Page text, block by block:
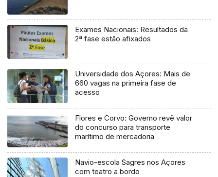
Exames Nacionais: Resultados da
2ª fase estão afixados
Universidade dos Açores: Mais de
660 vagas na primeira fase de
acesso
Flores e Corvo: Governo revê valor
do concurso para transporte
marítimo de mercadoria
Navio-escola Sagres nos Açores
com teatro a bordo